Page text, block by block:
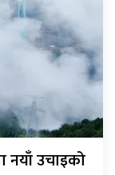
नयाँ उचाइको